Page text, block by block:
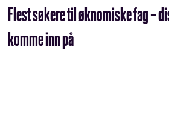
Flest søkere til øknomiske fag –
komme inn på